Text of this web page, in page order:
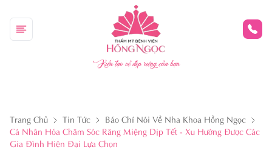
Kiến tạo vẻ đẹp riêng của bạn
Trang Chủ Tin Tức
Báo Chí Nói Về Nha Khoa Hồng Ngọc
Cá Nhân Hóa Chăm Sóc Răng Miệng Dịp Tết - Xu Hướng Được Các
Gia Đình Hiện Đại Lựa Chọn